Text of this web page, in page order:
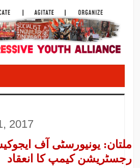
2017
ملتان: یونیورسٹی آف
رجسٹریشن کیمپ کا انعقاد